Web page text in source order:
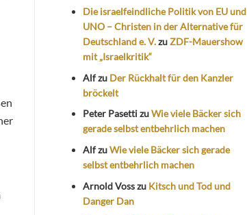
Die israelfeindliche Politik von EU und
UNO – Christen in der Alternative für
Deutschland e. V.zuZDF-Mauershow
mit „Israelkritik“
Alfzu Der Rückhalt für den Kanzler
bröckelt
Peter PasettizuWie viele Bäcker sich
gerade selbst entbehrlich machen
AlfzuWie viele Bäcker sich gerade
selbst entbehrlich machen
Arnold Vosszu Kitsch und Tod und
Danger Dan